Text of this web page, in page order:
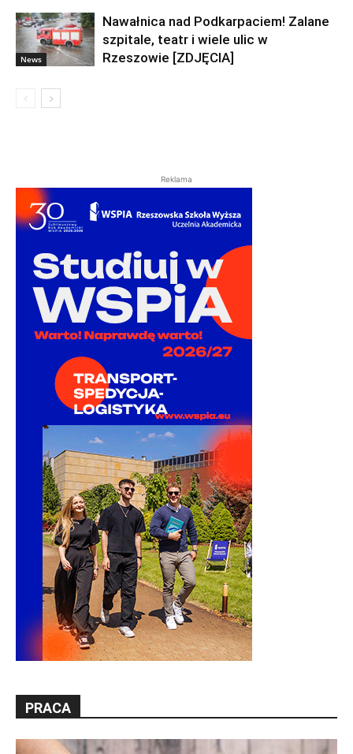
News
Nawałnica nad Podkarpaciem! Zalane
szpitale, teatr i wiele ulic w
Rzeszowie [ZDJĘCIA]
Reklama
PRACA